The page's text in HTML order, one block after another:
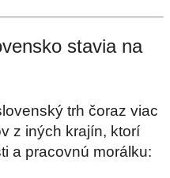
stavia na
trh čoraz viac
z iných krajín, ktorí
a pracovnú morálku: